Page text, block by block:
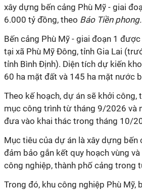
xây dựng bến cảng Phù Mỹ - giai
6.000 tỷ đồng, theo Báo Tiền phong.
Bến cảng Phù Mỹ - giai đoạn 1
tại xã Phù Mỹ Đông, tỉnh Gia Lai
tỉnh Bình Định). Diện tích dự kiến
60 ha mặt đất và 145 ha mặt nước
Theo kế hoạch, dự án sẽ khởi công,
mục công trình từ tháng 9/2026 và
đưa vào khai thác trong tháng 10/
Mục tiêu của dự án là xây dựng bến
đảm bảo gắn kết quy hoạch vùng
công nghiệp, thành phố cảng trong
Trong đó, khu công nghiệp Phù Mỹ,